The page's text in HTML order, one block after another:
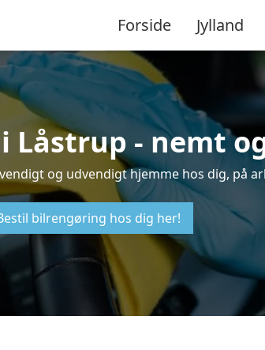
Forside Jylland
Låstrup - nemt
og udvendigt hjemme hos dig, på
bilrengøring hos dig her!